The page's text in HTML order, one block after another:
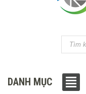
DANH MỤC